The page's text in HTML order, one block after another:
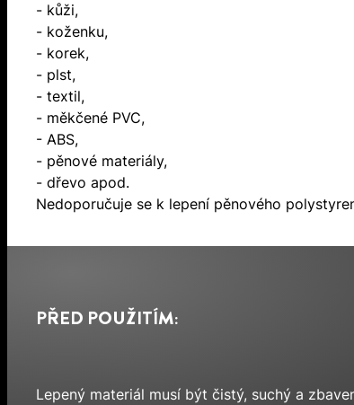
- kůži,
- koženku,
- korek,
- plst,
- textil,
- měkčené PVC,
- ABS,
- pěnové materiály,
- dřevo apod.
Nedoporučuje se k lepení pěnového
PŘED POUŽITÍM:
Lepený materiál musí být čistý, suchý a